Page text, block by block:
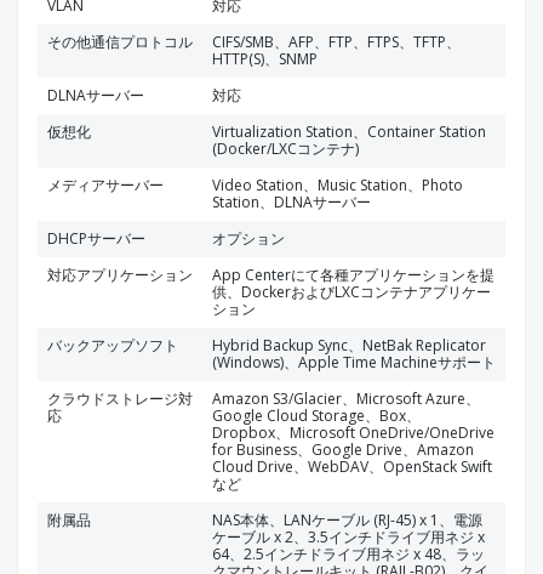
VLAN
対応
その他通信プロトコル
CIFS/SMB、AFP、FTP、FTPS、TFTP、
HTTP(S)、SNMP
DLNAサーバー
対応
仮想化
Virtualization Station、Container Station
(Docker/LXCコンテナ)
メディアサーバー
Video Station、Music Station、Photo
Station、DLNAサーバー
DHCPサーバー
オプション
対応アプリケーション
App Centerにて各種アプリケーションを提
供、DockerおよびLXCコンテナアプリケー
ション
バックアップソフト
Hybrid Backup Sync、NetBak Replicator
(Windows)、Apple Time Machineサポート
クラウドストレージ対
応
Amazon S3/Glacier、Microsoft Azure、
Google Cloud Storage、Box、
Dropbox、Microsoft OneDrive/OneDrive
for Business、Google Drive、Amazon
Cloud Drive、WebDAV、OpenStack Swift
など
附属品
NAS本体、LANケーブル (RJ-45) x 1、電源
ケーブル x 2、3.5インチドライブ用ネジ x
64、2.5インチドライブ用ネジ x 48、ラッ